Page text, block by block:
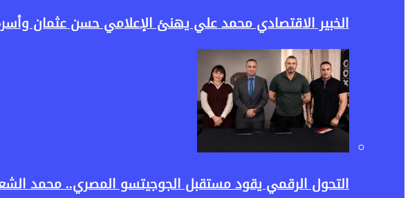
الخبير الاقتصادي محمد علي يهنئ الإعلامي حسن عثمان وأسرة «وطن رقمي»
التحول الرقمي يقود مستقبل الجوجيتسو المصري.. محمد